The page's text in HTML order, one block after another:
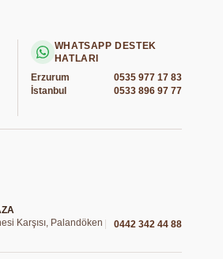
WHATSAPP DESTEK
HATLARI
Erzurum
0535 977 17 83
İstanbul
0533 896 97 77
Karşısı, Palandöken
0442 342 44 88